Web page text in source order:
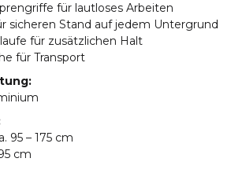
für lautloses Arbeiten
sicheren Stand auf jedem Untergrund
für zusätzlichen Halt
für Transport
95 – 175 cm
cm